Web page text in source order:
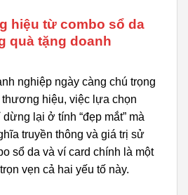
hiệu từ combo sổ da
quà tặng doanh
nghiệp ngày càng chú trọng
hiệu, việc lựa chọn
lại ở tính “đẹp mắt” mà
truyền thông và giá trị sử
sổ da và ví card chính là một
vẹn cả hai yếu tố này.